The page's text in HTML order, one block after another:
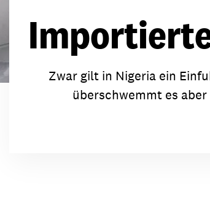
Geschenke
Einsatz der Spendengelder
Zwar gilt in Nigeria ein
überschwemmt es